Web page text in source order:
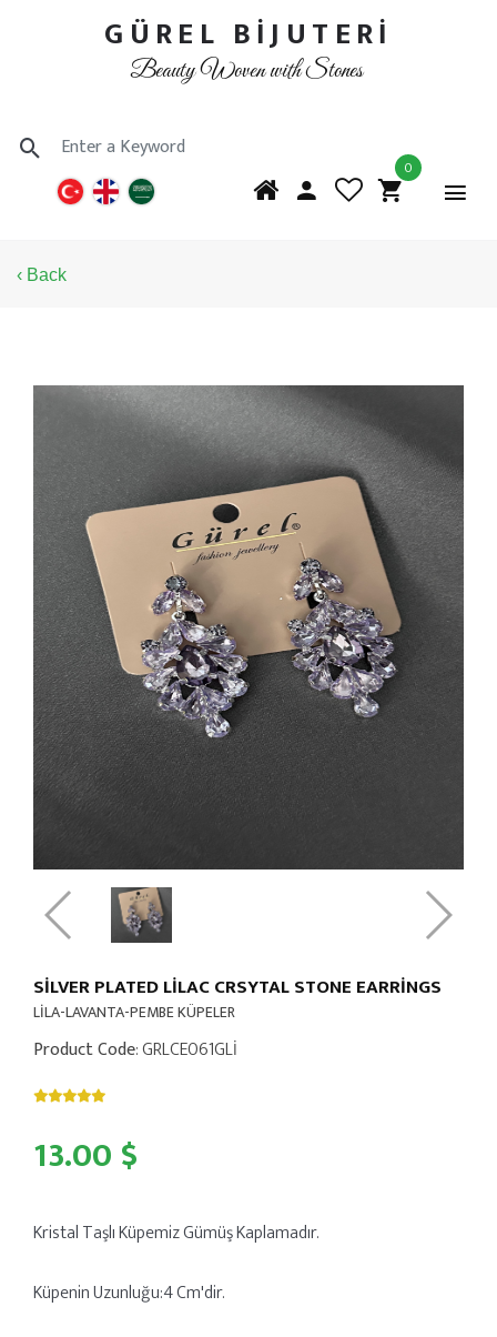
GÜREL BİJUTERİ
Beauty Woven with Stones
0
‹ Back
SILVER PLATED LILAC CRSYTAL STONE EARRINGS
LİLA-LAVANTA-PEMBE KÜPELER
Product Code: GRLCE061GLİ
13.00 $
Kristal Taşlı Küpemiz Gümüş Kaplamadır.
Küpenin Uzunluğu:4 Cm'dir.